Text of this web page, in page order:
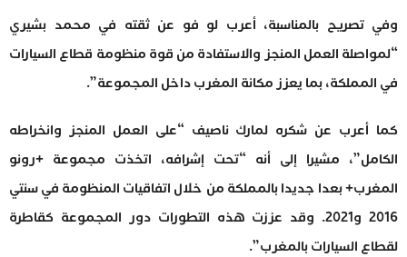
وفي تصريح بالمناسبة، أعرب لو فو عن ثقته في محمد بشيري
“لمواصلة العمل المنجز والاستفادة من قوة منظومة قطاع السيارات
في المملكة، بما يعزز مكانة المغرب داخل المجموعة”.
كما أعرب عن شكره لمارك ناصيف “على العمل المنجز وانخراطه
الكامل”، مشيرا إلى أنه “تحت إشرافه، اتخذت مجموعة +رونو
المغرب+ بعدا جديدا بالمملكة من خلال اتفاقيات المنظومة في سنتي
2016 و2021. وقد عززت هذه التطورات دور المجموعة كقاطرة
لقطاع السيارات بالمغرب”.